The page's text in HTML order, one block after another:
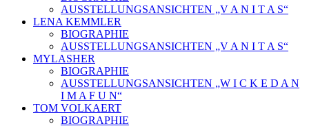
AUSSTELLUNGSANSICHTEN „V A N I T A S“
LENA KEMMLER
BIOGRAPHIE
AUSSTELLUNGSANSICHTEN „V A N I T A S“
MYLASHER
BIOGRAPHIE
AUSSTELLUNGSANSICHTEN „W I C K E D A N
I M A F U N“
TOM VOLKAERT
BIOGRAPHIE